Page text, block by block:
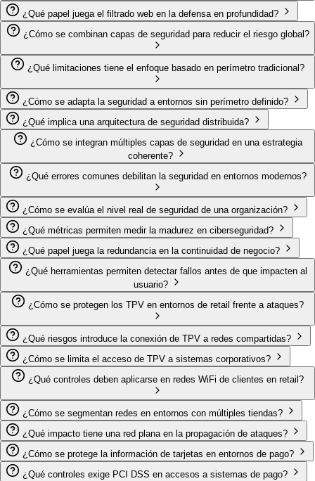
¿Qué papel juega el filtrado web en la defensa en profundidad?
¿Cómo se combinan capas de seguridad para reducir el riesgo global?
¿Qué limitaciones tiene el enfoque basado en perímetro tradicional?
¿Cómo se adapta la seguridad a entornos sin perímetro definido?
¿Qué implica una arquitectura de seguridad distribuida?
¿Cómo se integran múltiples capas de seguridad en una estrategia
coherente?
¿Qué errores comunes debilitan la seguridad en entornos modernos?
¿Cómo se evalúa el nivel real de seguridad de una organización?
¿Qué métricas permiten medir la madurez en ciberseguridad?
¿Qué papel juega la redundancia en la continuidad de negocio?
¿Qué herramientas permiten detectar fallos antes de que impacten al
usuario?
¿Cómo se protegen los TPV en entornos de retail frente a ataques?
¿Qué riesgos introduce la conexión de TPV a redes compartidas?
¿Cómo se limita el acceso de TPV a sistemas corporativos?
¿Qué controles deben aplicarse en redes WiFi de clientes en retail?
¿Cómo se segmentan redes en entornos con múltiples tiendas?
¿Qué impacto tiene una red plana en la propagación de ataques?
¿Cómo se protege la información de tarjetas en entornos de pago?
¿Qué controles exige PCI DSS en accesos a sistemas de pago?